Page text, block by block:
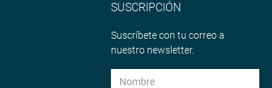
SUSCRIPCIÓN
Suscríbete con tu correo a
nuestro newsletter.